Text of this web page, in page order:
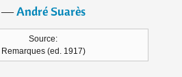
―André Suarès
Source:
Remarques (ed. 1917)